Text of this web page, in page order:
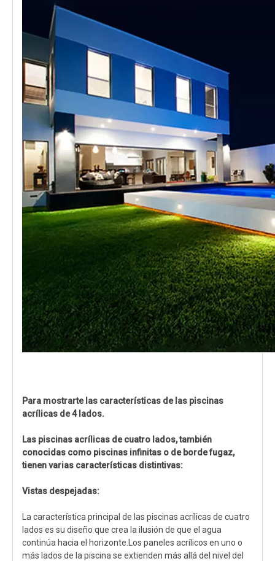
Para mostrarte las características de las piscinas
acrílicas de 4 lados.
Las piscinas acrílicas de cuatro lados, también
conocidas como piscinas infinitas o de borde fugaz,
tienen varias características distintivas:
Vistas despejadas:
La característica principal de las piscinas acrílicas de cuatro
lados es su diseño que crea la ilusión de que el agua
continúa hacia el horizonte.Los paneles acrílicos en uno o
más lados de la piscina se extienden más allá del nivel del